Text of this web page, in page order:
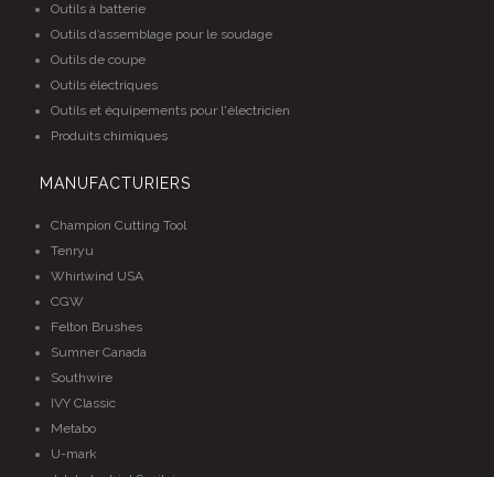
Outils à batterie
Outils d’assemblage pour le soudage
Outils de coupe
Outils électriques
Outils et équipements pour l'électricien
Produits chimiques
MANUFACTURIERS
Champion Cutting Tool
Tenryu
Whirlwind USA
CGW
Felton Brushes
Sumner Canada
Southwire
IVY Classic
Metabo
U-mark